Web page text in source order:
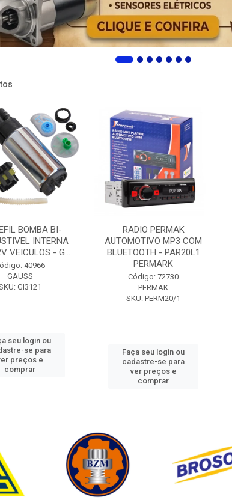
BOMBA BI-
INTERNA
VEICULOS - G...
40966
GAUSS
GI3121
seu login ou
se para
preços e
comprar
RADIO PERMAK
AUTOMOTIVO MP3 COM
BLUETOOTH - PAR20L1
PERMARK
Código: 72730
PERMAK
SKU: PERM20/1
Faça seu login ou
cadastre-se para
ver preços e
comprar